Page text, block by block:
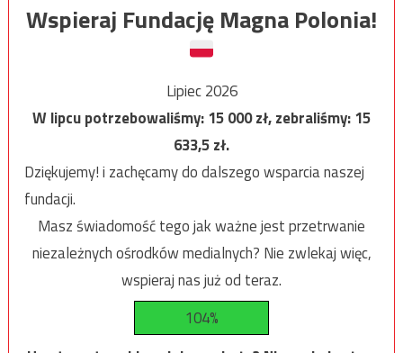
Wspieraj Fundację Magna Polonia!
Lipiec 2026
W lipcu potrzebowaliśmy:15 000zł, zebraliśmy:15
633,5zł.
Dziękujemy! i zachęcamy do dalszego wsparcia naszej
fundacji.
Masz świadomość tego jak ważne jest przetrwanie
niezależnych ośrodków medialnych? Nie zwlekaj więc,
wspieraj nas już od teraz.
104%